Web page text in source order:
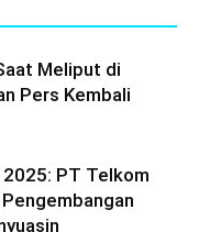
Meliput di
Pers Kembali
PT Telkom